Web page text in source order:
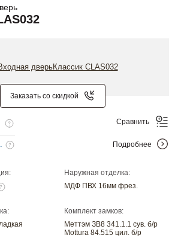
Заказать со скидкой
Наружная отделка:
МДФ ПВХ 16мм фрез.
Комплект замков:
Меттэм ЗВ8 341.1.1 сув. б/р
Mottura 84.515 цил. б/р
Сравнить
Подробнее